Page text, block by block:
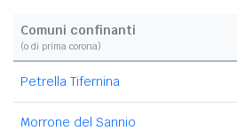
Comuni confinanti
(o di prima corona)
Petrella Tifernina
Morrone del Sannio